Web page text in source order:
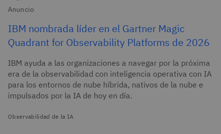
Anuncio
IBM nombrada líder en el Gartner Magic
Quadrant for Observability Platforms de 2026
IBM ayuda a las organizaciones a navegar por la próxima
era de la observabilidad con inteligencia operativa con IA
para los entornos de nube híbrida, nativos de la nube e
impulsados por la IA de hoy en día.
Observabilidad de la IA